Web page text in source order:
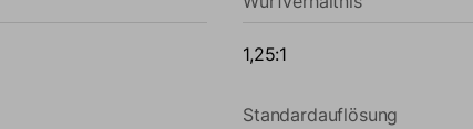
1,25:1
Standardauflösung